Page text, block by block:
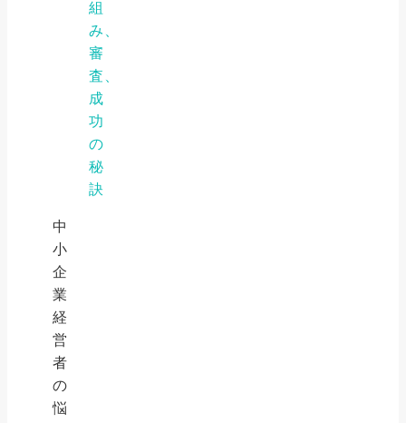
組
み、
審
査、
成
功
の
秘
訣
中
小
企
業
経
営
者
の
悩